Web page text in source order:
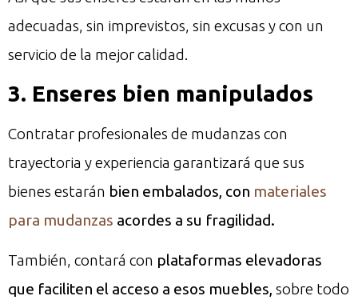
adecuadas, sin imprevistos, sin excusas y con un
servicio de la mejor calidad.
3. Enseres bien manipulados
Contratar profesionales de mudanzas con
trayectoria y experiencia garantizará que sus
bienes estarán bien embalados, con materiales
para mudanzas acordes a su fragilidad.
También, contará con plataformas elevadoras
que faciliten el acceso a esos muebles, sobre todo